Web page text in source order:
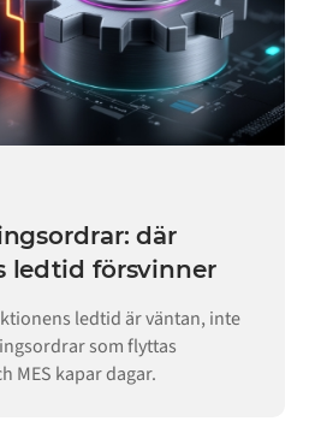
där
ledtid försvinner
ledtid är väntan, inte
som flyttas
MES kapar dagar.